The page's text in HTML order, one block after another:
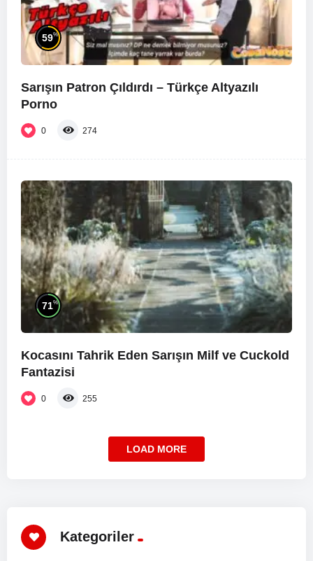
59%
Sarışın Patron Çıldırdı – Türkçe Altyazılı
Porno
0 274
71%
Kocasını Tahrik Eden Sarışın Milf ve Cuckold
Fantazisi
0 255
LOAD MORE
Kategoriler